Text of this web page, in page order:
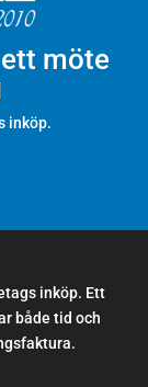
möte
inköp.
inköp. Ett
både tid och